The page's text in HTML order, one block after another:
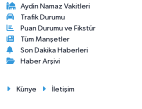
Aydin Namaz Vakitleri
Trafik Durumu
Puan Durumu ve Fikstür
Tüm Manşetler
Son Dakika Haberleri
Haber Arşivi
Künye İletişim